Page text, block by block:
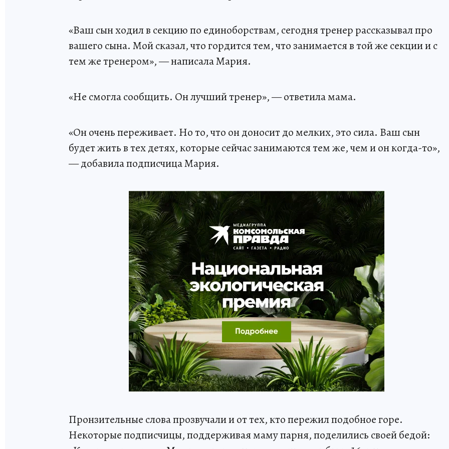
«Ваш сын ходил в секцию по единоборствам, сегодня тренер рассказывал про
вашего сына. Мой сказал, что гордится тем, что занимается в той же секции и с
тем же тренером», — написала Мария.
«Не смогла сообщить. Он лучший тренер», — ответила мама.
«Он очень переживает. Но то, что он доносит до мелких, это сила. Ваш сын
будет жить в тех детях, которые сейчас занимаются тем же, чем и он когда-то»,
— добавила подписчица Мария.
Пронзительные слова прозвучали и от тех, кто пережил подобное горе.
Некоторые подписчицы, поддерживая маму парня, поделились своей бедой: